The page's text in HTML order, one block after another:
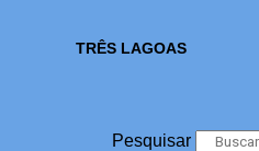
Pesquisar